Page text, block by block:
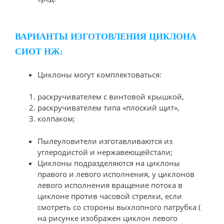
ВАРИАНТЫ ИЗГОТОВЛЕНИЯ ЦИКЛОНА
СИОТ НЖ:
Циклоны могут комплектоваться:
раскручивателем с винтовой крышкой,
раскручивателем типа «плоский щит»,
колпаком;
Пылеуловители изготавливаются из
углеродистой и нержавеющейстали;
Циклоны подразделяются на циклоны
правого и левого исполнения, у циклонов
левого исполнения вращение потока в
циклоне против часовой стрелки, если
смотреть со стороны выхлопного патрубка (
на рисунке изображен циклон левого